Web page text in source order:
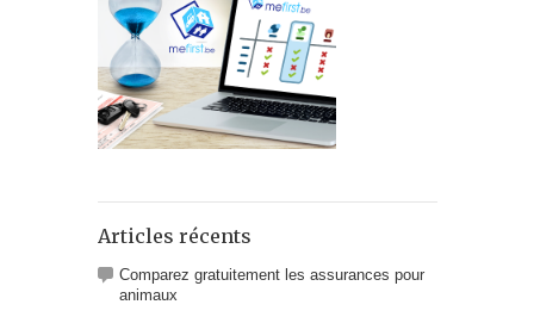
Articles récents
Comparez gratuitement les assurances pour
animaux